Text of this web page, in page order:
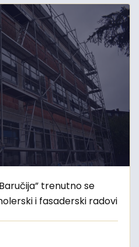
trenutno se
i fasaderski radovi